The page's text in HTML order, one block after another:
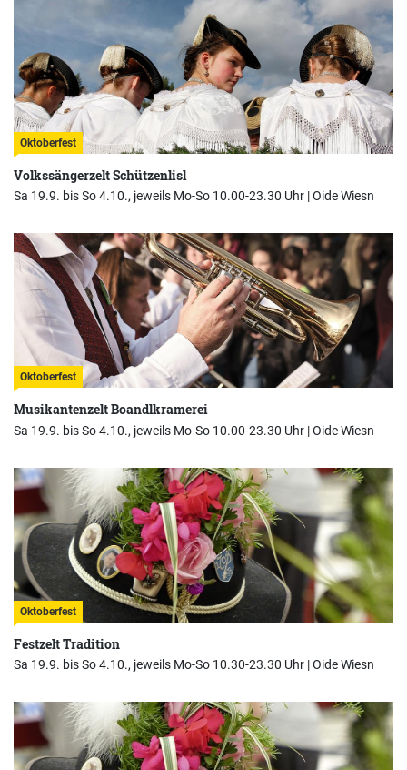
Oktoberfest
Volkssängerzelt Schützenlisl
Sa 19.9. bis So 4.10., jeweils Mo-So 10.00-23.30 Uhr |Oide Wiesn
Oktoberfest
Musikantenzelt Boandlkramerei
Sa 19.9. bis So 4.10., jeweils Mo-So 10.00-23.30 Uhr |Oide Wiesn
Oktoberfest
Festzelt Tradition
Sa 19.9. bis So 4.10., jeweils Mo-So 10.30-23.30 Uhr |Oide Wiesn